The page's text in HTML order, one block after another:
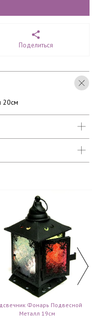
Поделиться
20см
Фонарь Подвесной
Металл 19см